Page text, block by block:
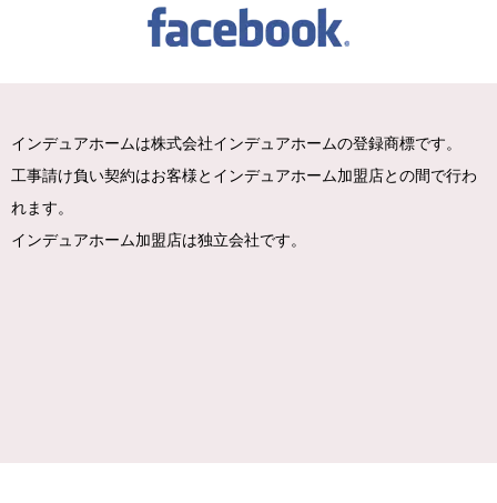
インデュアホームは株式会社インデュアホームの登録商標です。
工事請け負い契約はお客様とインデュアホーム加盟店との間で行わ
れます。
インデュアホーム加盟店は独立会社です。